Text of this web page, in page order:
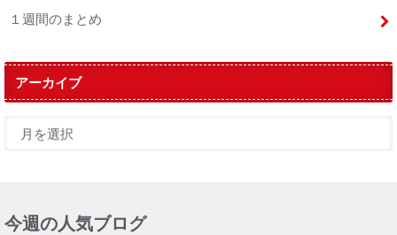
１週間のまとめ
アーカイブ
今週の人気ブログ